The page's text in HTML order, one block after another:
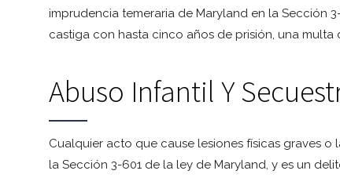
imprudencia temeraria de Maryland en la Sección
castiga con hasta cinco años de prisión, una multa
Abuso Infantil Y
Cualquier acto que cause lesiones físicas graves
la Sección 3-601 de la ley de Maryland, y es un